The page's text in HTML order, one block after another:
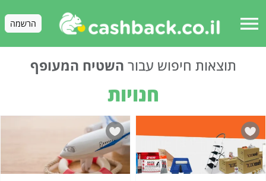
menu הרשמה
תוצאות חיפוש עבור השטיח המעופף
חנויות